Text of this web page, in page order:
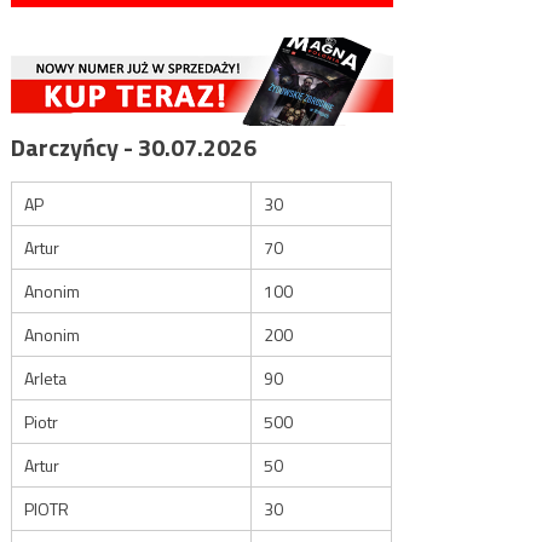
Darczyńcy - 30.07.2026
AP
30
Artur
70
Anonim
100
Anonim
200
Arleta
90
Piotr
500
Artur
50
PIOTR
30